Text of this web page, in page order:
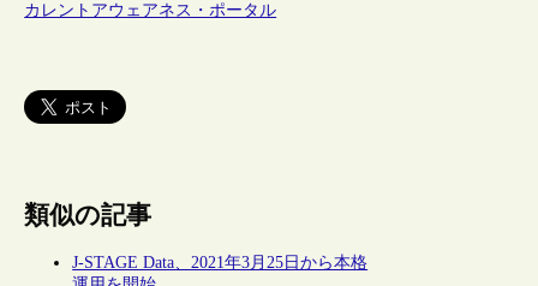
カレントアウェアネス・ポータル
類似の記事
J-STAGE Data、2021年3月25日から本格